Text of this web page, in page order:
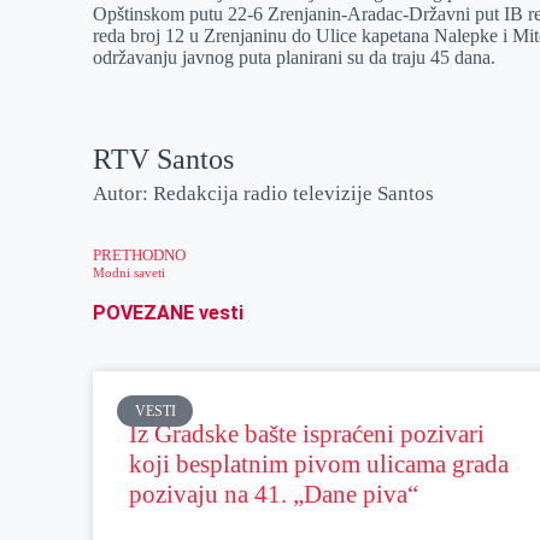
r
n
A
p
i
l
Opštinskom putu 22-6 Zrenjanin-Aradac-Državni put IB
reda broj 12 u Zrenjaninu do Ulice kapetana Nalepke i
održavanju javnog puta planirani su da traju 45 dana.
RTV Santos
Autor: Redakcija radio televizije Santos
PRETHODNO
Modni saveti
POVEZANE vesti
VESTI
Iz Gradske bašte ispraćeni pozivari
koji besplatnim pivom ulicama grada
pozivaju na 41. „Dane piva“